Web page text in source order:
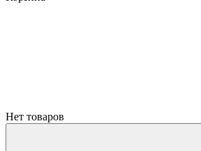
Нет товаров